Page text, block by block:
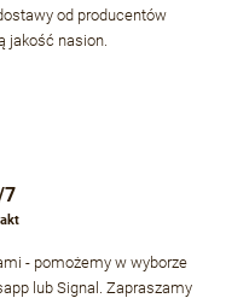
od producentów
jakość nasion.
7
- pomożemy w wyborze
lub Signal. Zapraszamy